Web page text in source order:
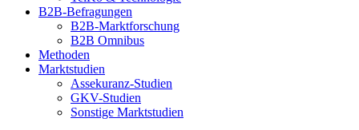
B2B-Befragungen
B2B-Marktforschung
B2B Omnibus
Methoden
Marktstudien
Assekuranz-Studien
GKV-Studien
Sonstige Marktstudien